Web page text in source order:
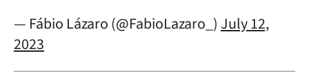
— Fábio Lázaro (@FabioLazaro_) July 12,
2023